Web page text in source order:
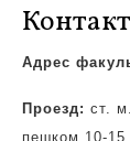
Адрес
Проезд: ст.
пешком 10-